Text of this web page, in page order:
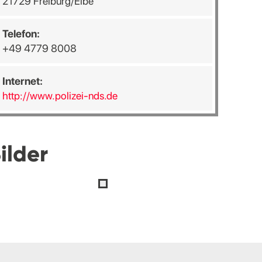
Telefon:
+49 4779 8008
Internet:
http://www.polizei-nds.de